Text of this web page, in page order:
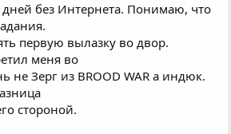
без Интернета. Понимаю, что
первую вылазку во двор.
меня во
не Зерг из BROOD WAR а индюк.
стороной.